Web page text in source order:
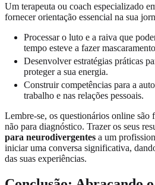
Um terapeuta ou coach especializado
fornecer orientação essencial na sua
Processar o luto e a raiva que
tempo esteve a fazer
Desenvolver estratégias práticas
proteger a sua energia.
Construir competências para a
trabalho e nas relações pessoais.
Lembre-se, os questionários online são
não para diagnóstico. Trazer os seus
para neurodivergentes a um
iniciar uma conversa significativa,
das suas experiências.